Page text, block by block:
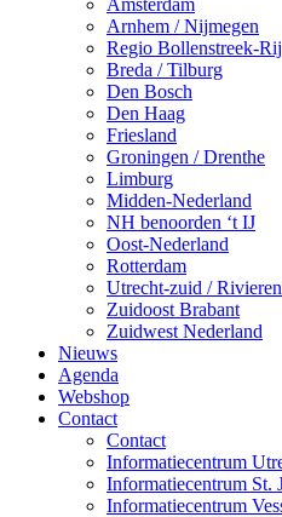
Amsterdam
Arnhem / Nijmegen
Regio Bollenstreek-
Breda / Tilburg
Den Bosch
Den Haag
Friesland
Groningen / Drenthe
Limburg
Midden-Nederland
NH benoorden ‘t IJ
Oost-Nederland
Rotterdam
Utrecht-zuid /
Zuidoost Brabant
Zuidwest Nederland
Nieuws
Agenda
Webshop
Contact
Contact
Informatiecentrum
Informatiecentrum St.
Informatiecentrum